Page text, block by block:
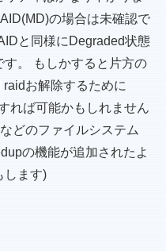
の場合は未確認で
と同様にDegraded状態
。 もしかすると片方の
お解除するために
れば可能かもしれません
どのファイルシステム
の機能が追加されたよ
します)